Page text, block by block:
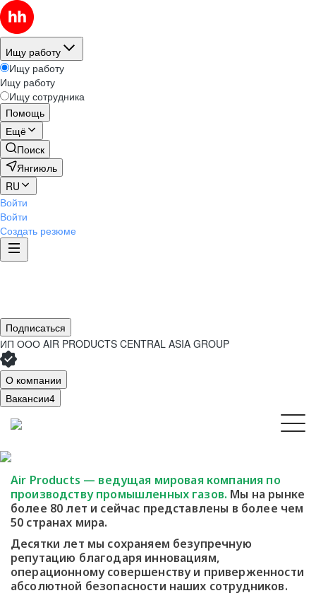
Ищу работу
Ищу работу
Ищу работу
Ищу сотрудника
Помощь
Ещё
Поиск
Янгиюль
RU
Войти
Войти
Создать резюме
Подписаться
ИП ООО AIR PRODUCTS CENTRAL ASIA GROUP
О компании
Вакансии4
Air Products — ведущая мировая компания по
производству промышленных газов. Мы на рынке
более 80 лет и сейчас представлены в более чем
50 странах мира.
Десятки лет мы сохраняем безупречную
репутацию благодаря инновациям,
операционному совершенству и приверженности
абсолютной безопасности наших сотрудников.